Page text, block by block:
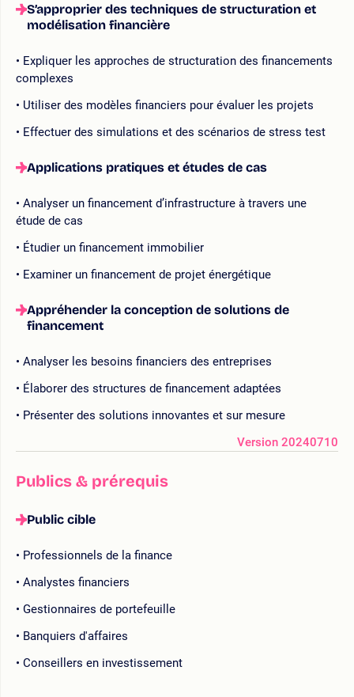
S’approprier des techniques de structuration et
modélisation financière
Expliquer les approches de structuration des financements
complexes
Utiliser des modèles financiers pour évaluer les projets
Effectuer des simulations et des scénarios de stress test
Applications pratiques et études de cas
Analyser un financement d’infrastructure à travers une
étude de cas
Étudier un financement immobilier
Examiner un financement de projet énergétique
Appréhender la conception de solutions de
financement
Analyser les besoins financiers des entreprises
Élaborer des structures de financement adaptées
Présenter des solutions innovantes et sur mesure
Version 20240710
Publics & prérequis
Public cible
Professionnels de la finance
Analystes financiers
Gestionnaires de portefeuille
Banquiers d'affaires
Conseillers en investissement